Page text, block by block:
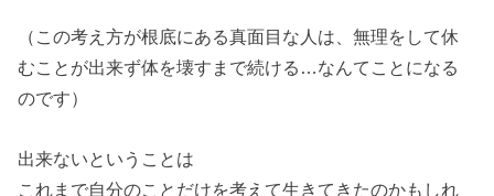
（この考え方が根底にある真面目な人は、無理をして休
むことが出来ず体を壊すまで続ける…なんてことになる
のです）
出来ないということは
これまで自分のことだけを考えて生きてきたのかもしれ